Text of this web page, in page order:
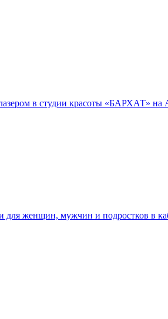
в студии красоты «БАРХАТ» на
для женщин, мужчин и подростков в